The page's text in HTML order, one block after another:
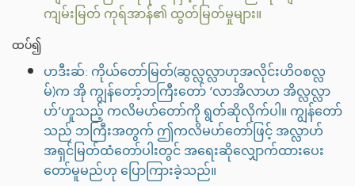
ကျမ်းမြတ် ကုရ်အာန်၏ ထွတ်မြတ်မှုများ။
ထပ်၍
ဟဒီးဆ်: ကိုယ်တော်မြတ်(ဆွလ္လလ္လာဟုအလိုင်းဟိဝစလ္လ
မ်)က အို ကျွန်တော့်ဘကြီးတော် ‘လာအိလာဟ အိလ္လလ္လာ
ဟ်’ဟူသည့် ကလိမဟ်တော်ကို ရွတ်ဆိုလိုက်ပါ။ ကျွန်တော်
သည် ဘကြီးအတွက် ဤကလိမဟ်တော်ဖြင့် အလ္လာဟ်
အရှင်မြတ်ထံတော်ပါးတွင် အရေးဆိုလျှောက်ထားပေး
တော်မူမည်ဟု ပြောကြားခဲ့သည်။